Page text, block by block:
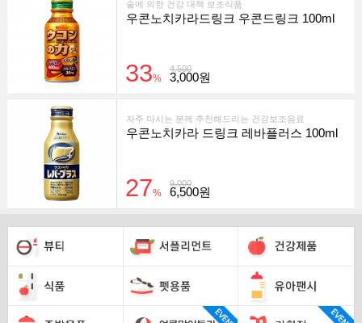
술에 의한 건강 대책 보조식품
우콘노치카라드링크 우콘드링크 100ml
4,500
33% 3,000원
자주 마시는 분께 추천해드리는 건강보조음료
우콘노치카라 드링크 레바플러스 100ml
9,000
27% 6,500원